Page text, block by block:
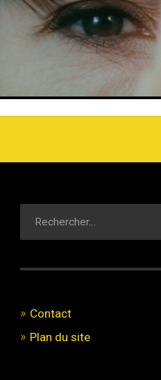
Contact
Plan du site